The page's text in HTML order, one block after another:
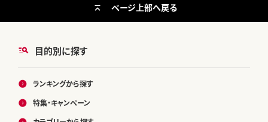
目的別に探す
ランキングから探す
特集・キャンペーン
ページ上部へ戻る